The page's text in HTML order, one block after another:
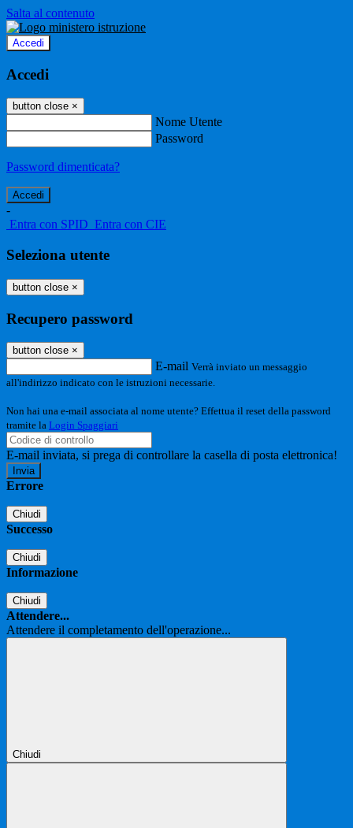
Salta al contenuto
Accedi
Accedi
button close ×
Nome Utente
Password
Password dimenticata?
-
Entra con SPID Entra con CIE
Seleziona utente
button close ×
Recupero password
button close ×
E-mail Verrà inviato un messaggio
all'indirizzo indicato con le istruzioni necessarie.
Non hai una e-mail associata al nome utente? Effettua il reset della password
tramite la Login Spaggiari
E-mail inviata, si prega di controllare la casella di posta elettronica!
Errore
Chiudi
Successo
Chiudi
Informazione
Chiudi
Attendere...
Attendere il completamento dell'operazione...
Chiudi